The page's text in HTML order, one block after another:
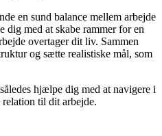
en sund balance mellem arbejde
med at skabe rammer for en
overtager dit liv. Sammen
og sætte realistiske mål, som
hjælpe dig med at navigere i
relation til dit arbejde.